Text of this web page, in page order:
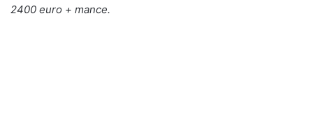
2400 euro + mance.